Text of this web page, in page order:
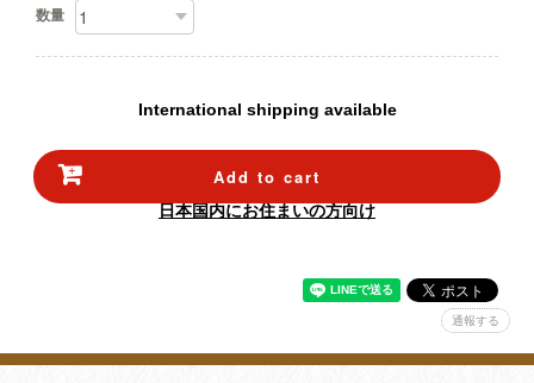
数量
International shipping available
Add to cart
日本国内にお住まいの方向け
通報する